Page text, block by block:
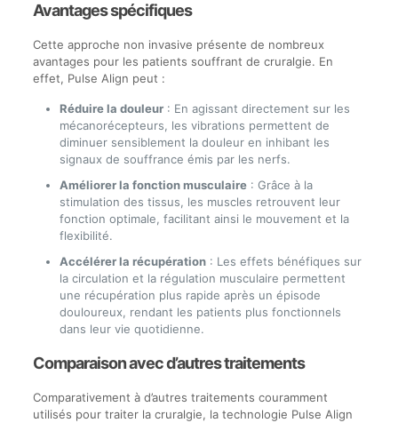
Avantages spécifiques
Cette approche non invasive présente de nombreux
avantages pour les patients souffrant de cruralgie. En
effet, Pulse Align peut :
Réduire la douleur: En agissant directement sur les
mécanorécepteurs, les vibrations permettent de
diminuer sensiblement la douleur en inhibant les
signaux de souffrance émis par les nerfs.
Améliorer la fonction musculaire: Grâce à la
stimulation des tissus, les muscles retrouvent leur
fonction optimale, facilitant ainsi le mouvement et la
flexibilité.
Accélérer la récupération: Les effets bénéfiques sur
la circulation et la régulation musculaire permettent
une récupération plus rapide après un épisode
douloureux, rendant les patients plus fonctionnels
dans leur vie quotidienne.
Comparaison avec d’autres traitements
Comparativement à d’autres traitements couramment
utilisés pour traiter la cruralgie, la technologie Pulse Align